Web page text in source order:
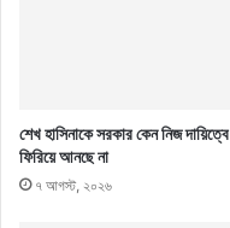
শেখ হাসিনাকে সরকার কেন নিজ দায়িত্বে
ফিরিয়ে আনছে না
৭ আগস্ট, ২০২৬